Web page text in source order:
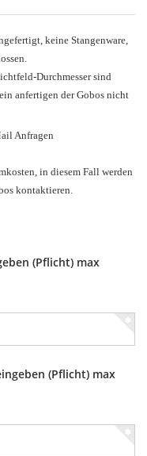
keine Stangenware,
Durchmesser sind
anfertigen der Gobos nicht
Anfragen
in diesem Fall werden
kontaktieren.
(Pflicht) max
(Pflicht) max